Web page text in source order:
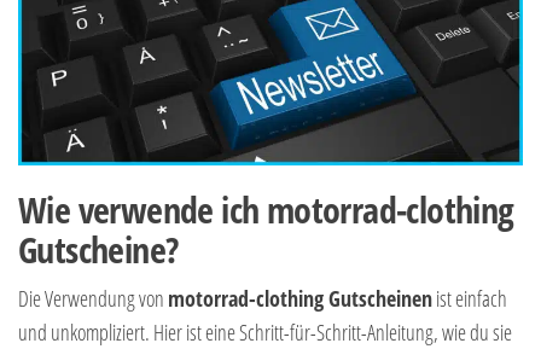
Wie verwende ich motorrad-clothing
Gutscheine?
Die Verwendung von motorrad-clothing Gutscheinenist einfach
und unkompliziert. Hier ist eine Schritt-für-Schritt-Anleitung, wie du sie